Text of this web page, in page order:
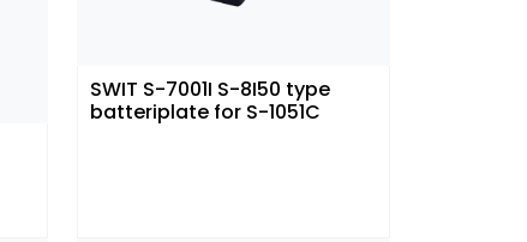
SWIT S-7001I S-8I50 type
batteriplate for S-1051C